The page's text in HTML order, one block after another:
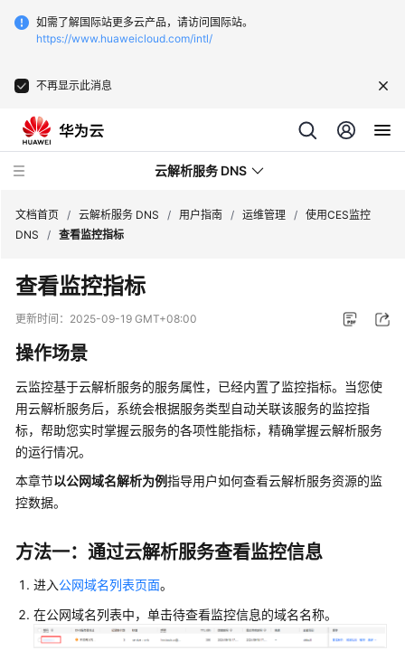
如需了解国际站更多云产品，请访问国际站。
https://www.huaweicloud.com/intl/
不再显示此消息
云解析服务 DNS
最
新
动
品
介
绍
快
速
入
用
户
指
南
文档首页 / 云解析服务 DNS / 用户指南 / 运维管理 / 使用CES监控
DNS
/ 查看监控指标
查看监控指标
更新时间： 2025-09-19 GMT+08:00
操作场景
云监控基于云解析服务的服务属性，已经内置了监控指标。当您使
用云解析服务后，系统会根据服务类型自动关联该服务的监控指
标，帮助您实时掌握云服务的各项性能指标，精确掌握云解析服务
的运行情况。
本章节以公网域名解析为例指导用户如何查看云解析服务资源的监
控数据。
方法一：通过云解析服务查看监控信息
进入公网域名列表页面。
在公网域名列表中，单击待查看监控信息的域名名称。